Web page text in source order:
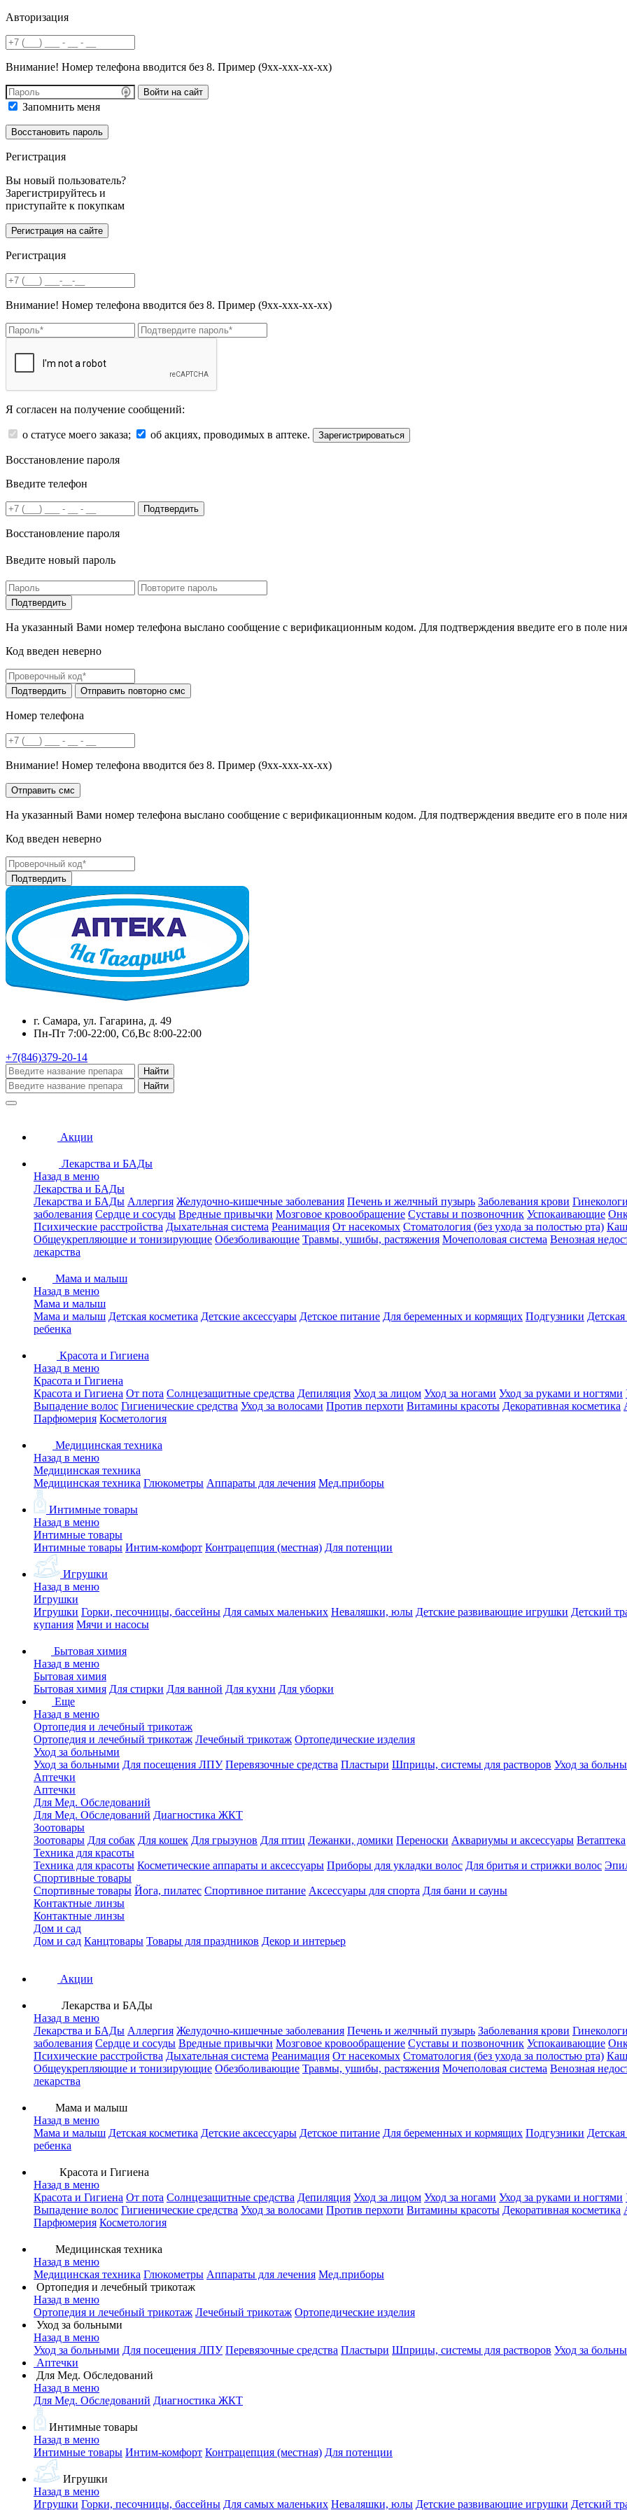
Авторизация
Внимание! Номер телефона вводится без 8. Пример (9хх-ххх-хх-хх)
Войти на сайт
Запомнить меня
Регистрация
Вы новый пользователь?
Зарегистрируйтесь и
приступайте к покупкам
Регистрация
Внимание! Номер телефона вводится без 8. Пример (9хх-ххх-хх-хх)
Я согласен на получение сообщений:
о статусе моего заказа; об акциях, проводимых в аптеке. Зарегистрироваться
Восстановление пароля
Введите телефон
Подтвердить
Восстановление пароля
Введите новый пароль
На указанный Вами номер телефона выслано сообщение с верификационным кодом. Для подтверждения введите его в поле
Код введен неверно
Номер телефона
Внимание! Номер телефона вводится без 8. Пример (9хх-ххх-хх-хх)
На указанный Вами номер телефона выслано сообщение с верификационным кодом. Для подтверждения введите его в поле
Код введен неверно
г. Самара, ул. Гагарина, д. 49
Пн-Пт 7:00-22:00, Сб,Вс 8:00-22:00
+7(846)379-20-14
Найти
Найти
Акции
Лекарства и БАДы
Назад в меню
Лекарства и БАДы
Лекарства и БАДы Аллергия Желудочно-кишечные заболевания Печень и желчный пузырь Заболевания крови
заболевания Сердце и сосуды Вредные привычки Мозговое кровообращение Суставы и позвоночник Успокаивающие
Психические расстройства Дыхательная система Реанимация От насекомых Стоматология (без ухода за полостью рта)
Общеукрепляющие и тонизирующие Обезболивающие Травмы, ушибы, растяжения Мочеполовая система Венозная
лекарства
Мама и малыш
Назад в меню
Мама и малыш
Мама и малыш Детская косметика Детские аксессуары Детское питание Для беременных и кормящих Подгузники
ребенка
Красота и Гигиена
Назад в меню
Красота и Гигиена
Красота и Гигиена От пота Солнцезащитные средства Депиляция Уход за лицом Уход за ногами Уход за руками и ногтями
Выпадение волос Гигиенические средства Уход за волосами Против перхоти Витамины красоты Декоративная косметика
Парфюмерия Косметология
Медицинская техника
Назад в меню
Медицинская техника
Медицинская техника Глюкометры Аппараты для лечения Мед.приборы
Интимные товары
Назад в меню
Интимные товары
Интимные товары Интим-комфорт Контрацепция (местная) Для потенции
Игрушки
Назад в меню
Игрушки
Игрушки Горки, песочницы, бассейны Для самых маленьких Неваляшки, юлы Детские развивающие игрушки Детский
купания Мячи и насосы
Бытовая химия
Назад в меню
Бытовая химия
Бытовая химия Для стирки Для ванной Для кухни Для уборки
Еще
Назад в меню
Ортопедия и лечебный трикотаж
Ортопедия и лечебный трикотаж Лечебный трикотаж Ортопедические изделия
Уход за больными
Уход за больными Для посещения ЛПУ Перевязочные средства Пластыри Шприцы, системы для растворов Уход за
Аптечки
Аптечки
Для Мед. Обследований
Для Мед. Обследований Диагностика ЖКТ
Зоотовары
Зоотовары Для собак Для кошек Для грызунов Для птиц Лежанки, домики Переноски Аквариумы и аксессуары Ветаптека
Техника для красоты
Техника для красоты Косметические аппараты и аксессуары Приборы для укладки волос Для бритья и стрижки волос
Спортивные товары
Спортивные товары Йога, пилатес Спортивное питание Аксессуары для спорта Для бани и сауны
Контактные линзы
Контактные линзы
Дом и сад
Дом и сад Канцтовары Товары для праздников Декор и интерьер
Акции
Лекарства и БАДы
Назад в меню
Лекарства и БАДы Аллергия Желудочно-кишечные заболевания Печень и желчный пузырь Заболевания крови
заболевания Сердце и сосуды Вредные привычки Мозговое кровообращение Суставы и позвоночник Успокаивающие
Психические расстройства Дыхательная система Реанимация От насекомых Стоматология (без ухода за полостью рта)
Общеукрепляющие и тонизирующие Обезболивающие Травмы, ушибы, растяжения Мочеполовая система Венозная
лекарства
Мама и малыш
Назад в меню
Мама и малыш Детская косметика Детские аксессуары Детское питание Для беременных и кормящих Подгузники
ребенка
Красота и Гигиена
Назад в меню
Красота и Гигиена От пота Солнцезащитные средства Депиляция Уход за лицом Уход за ногами Уход за руками и ногтями
Выпадение волос Гигиенические средства Уход за волосами Против перхоти Витамины красоты Декоративная косметика
Парфюмерия Косметология
Медицинская техника
Назад в меню
Медицинская техника Глюкометры Аппараты для лечения Мед.приборы
Ортопедия и лечебный трикотаж
Назад в меню
Ортопедия и лечебный трикотаж Лечебный трикотаж Ортопедические изделия
Уход за больными
Назад в меню
Уход за больными Для посещения ЛПУ Перевязочные средства Пластыри Шприцы, системы для растворов Уход за
Аптечки
Для Мед. Обследований
Назад в меню
Для Мед. Обследований Диагностика ЖКТ
Интимные товары
Назад в меню
Интимные товары Интим-комфорт Контрацепция (местная) Для потенции
Игрушки
Назад в меню
Игрушки Горки, песочницы, бассейны Для самых маленьких Неваляшки, юлы Детские развивающие игрушки Детский